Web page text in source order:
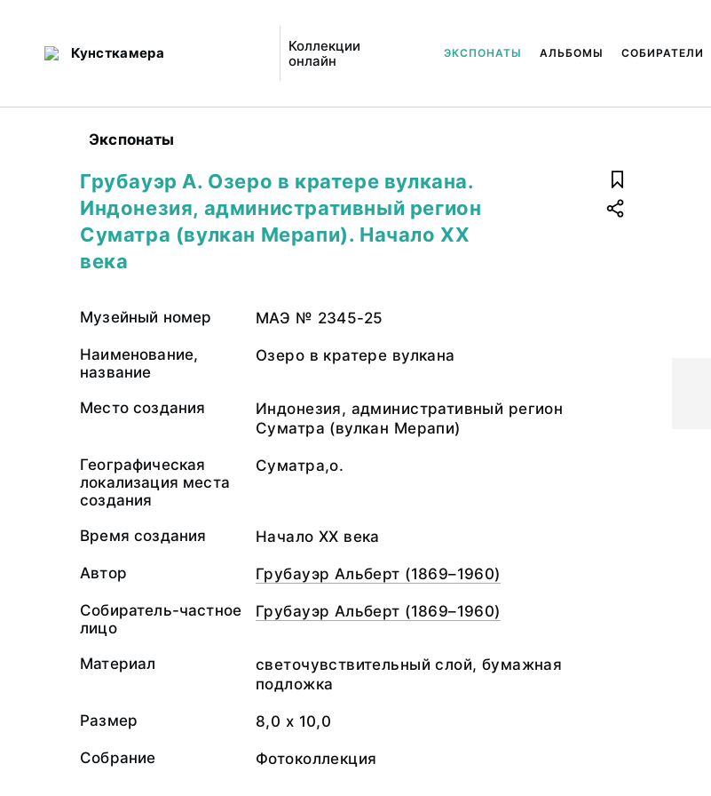
Кунсткамера
Коллекции
онлайн
ЭКСПОНАТЫ АЛЬБОМЫ СОБИРАТЕЛИ
Экспонаты
Грубауэр А. Озеро в кратере вулкана.
Индонезия, административный регион
Суматра (вулкан Мерапи). Начало XX
века
Музейный номер МАЭ № 2345-25
Наименование,
название
Озеро в кратере вулкана
Место создания
Индонезия, административный регион
Суматра (вулкан Мерапи)
Географическая
локализация места
создания
Суматра,о.
Время создания Начало XX века
Автор Грубауэр Альберт (1869–1960)
Собиратель-частное
лицо
Грубауэр Альберт (1869–1960)
Материал
светочувствительный слой, бумажная
подложка
Размер 8,0 х 10,0
Собрание Фотоколлекция